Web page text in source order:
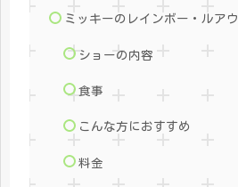
ミッキーのレインボー・ルアウ
ショーの内容
食事
こんな方におすすめ
料金